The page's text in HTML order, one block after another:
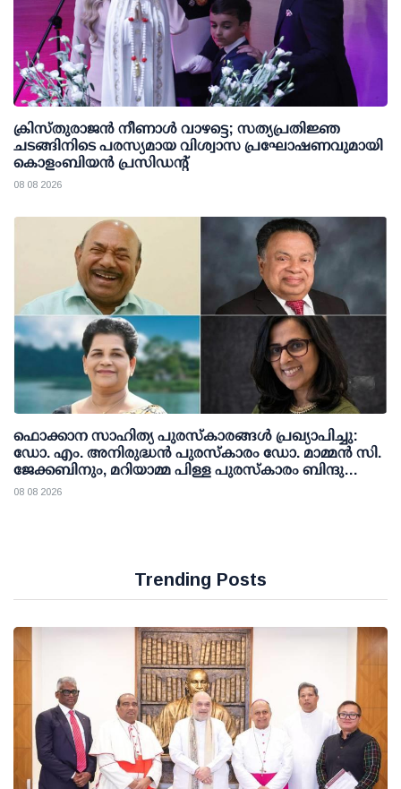
ക്രിസ്തുരാജൻ നീണാൾ വാഴട്ടെ; സത്യപ്രതിജ്ഞ
ചടങ്ങിനിടെ പരസ്യമായ വിശ്വാസ പ്രഘോഷണവുമായി
കൊളംബിയൻ പ്രസിഡന്റ്
08 08 2026
ഫൊക്കാന സാഹിത്യ പുരസ്‌കാരങ്ങള്‍ പ്രഖ്യാപിച്ചു:
ഡോ. എം. അനിരുദ്ധന്‍ പുരസ്‌കാരം ഡോ. മാമ്മന്‍ സി.
ജേക്കബിനും, മറിയാമ്മ പിള്ള പുരസ്‌കാരം ബിന്ദു
കാനയ്ക്കും
08 08 2026
Trending Posts